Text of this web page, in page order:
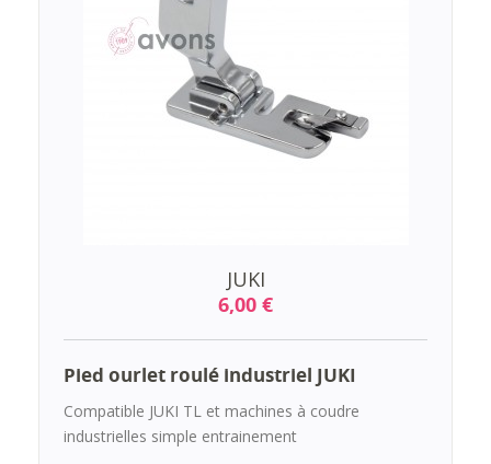
JUKI
6,00 €
Pied ourlet roulé industriel JUKI
Compatible JUKI TL et machines à coudre
industrielles simple entrainement